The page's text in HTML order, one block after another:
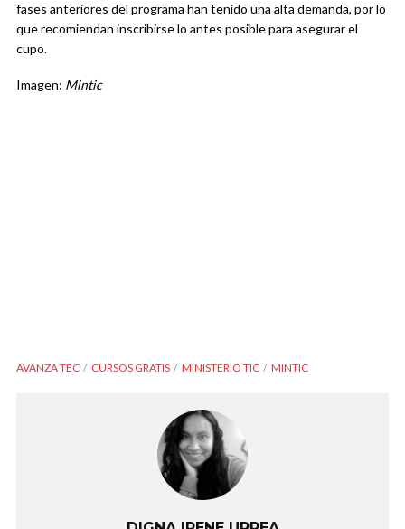
fases anteriores del programa han tenido una alta demanda, por lo
que recomiendan inscribirse lo antes posible para asegurar el
cupo.
Imagen: Mintic
AVANZA TEC CURSOS GRATIS MINISTERIO TIC MINTIC